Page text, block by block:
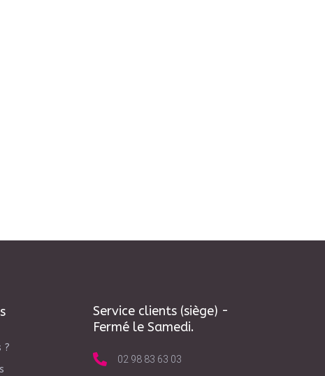
?
Service clients (siège) -
Fermé le Samedi.
02 98 83 63 03